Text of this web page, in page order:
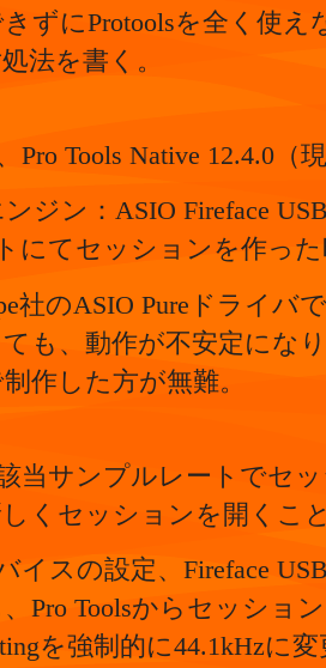
ずにProtoolsを全く使え
法を書く。
Pro Tools Native 12.4.0（
ジン：ASIO Fireface
にてセッションを作っ
社のASIO Pureドライバ
も、動作が不安定にな
作した方が無難。
当サンプルレートでセ
くセッションを開くこ
イスの設定、Fireface
Pro Toolsからセッショ
を強制的に44.1kHzに